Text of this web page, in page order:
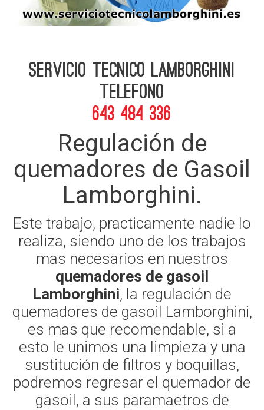
Servicio Tecnico Lamborghini
telefono
643 484 336
Regulación de
quemadores de Gasoil
Lamborghini.
Este trabajo, practicamente nadie lo
realiza, siendo uno de los trabajos
mas necesarios en nuestros
quemadores de gasoil
Lamborghini, la regulación de
quemadores de gasoil Lamborghini,
es mas que recomendable, si a
esto le unimos una limpieza y una
sustitución de filtros y boquillas,
podremos regresar el quemador de
gasoil, a sus paramaetros de